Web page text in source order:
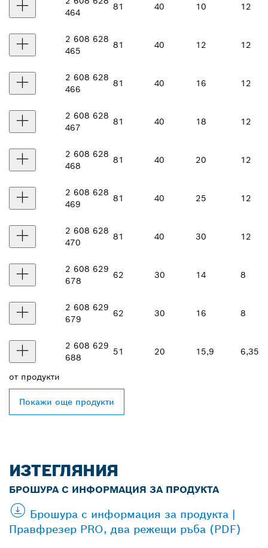
464
81 40 10 12
2 608 628
465
81 40 12 12
2 608 628
466
81 40 16 12
2 608 628
467
81 40 18 12
2 608 628
468
81 40 20 12
2 608 628
469
81 40 25 12
2 608 628
470
81 40 30 12
2 608 629
678
62 30 14 8
2 608 629
679
62 30 16 8
2 608 629
688
51 20 15,9 6,35
от продукти
Покажи още продукти
ИЗТЕГЛЯНИЯ
БРОШУРА С ИНФОРМАЦИЯ ЗА ПРОДУКТА
Брошура с информация за продукта |
Правфрезер PRO, два режещи ръба (PDF)